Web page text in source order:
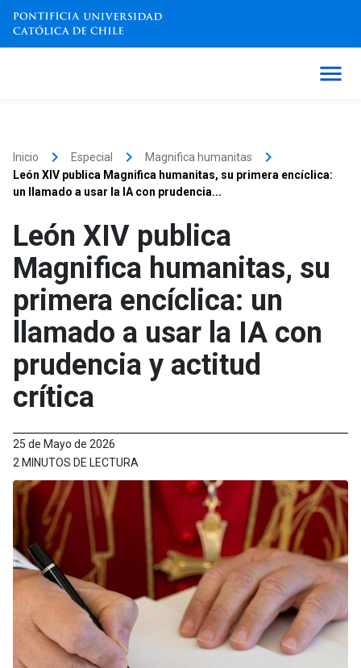
Inicio keyboard_arrow_right Especial keyboard_arrow_right Magnifica humanitas keyboard_arrow_right
León XIV publica Magnifica humanitas, su primera encíclica:
un llamado a usar la IA con prudencia...
León XIV publica
Magnifica humanitas, su
primera encíclica: un
llamado a usar la IA con
prudencia y actitud
crítica
25 de Mayo de 2026
2 MINUTOS DE LECTURA